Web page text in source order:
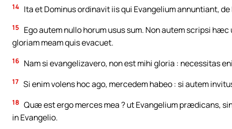
14 Ita et Dominus ordinavit iis qui Evangelium annuntiant,
15
Ego autem nullo horum usus sum. Non autem scripsi
gloriam meam quis evacuet.
16 Nam si evangelizavero, non est mihi gloria : necessitas
17 Si enim volens hoc ago, mercedem habeo : si autem
18 Quæ est ergo merces mea ? ut Evangelium prædicans,
in Evangelio.